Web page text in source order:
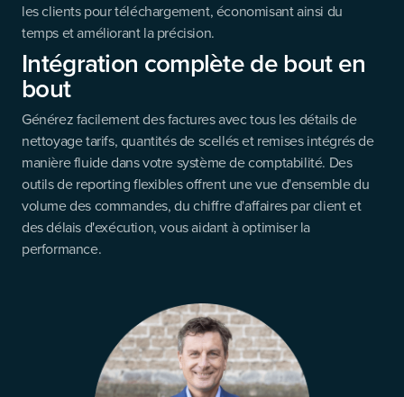
les clients pour téléchargement, économisant ainsi du
temps et améliorant la précision.
Intégration complète de bout en
bout
Générez facilement des factures avec tous les détails de
nettoyage tarifs, quantités de scellés et remises intégrés de
manière fluide dans votre système de comptabilité. Des
outils de reporting flexibles offrent une vue d'ensemble du
volume des commandes, du chiffre d'affaires par client et
des délais d'exécution, vous aidant à optimiser la
performance.